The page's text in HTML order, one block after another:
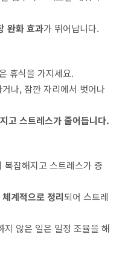
완화 효과가 뛰어납니다.
휴식을 가지세요.
나, 잠깐 자리에서 벗어나
고 스트레스가 줄어듭니다.
잡해지고 스트레스가 증
계적으로 정리되어 스트레
않은 일은 일정 조율을 해